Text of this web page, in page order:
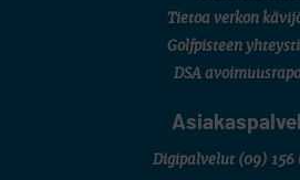
Tietoa verkon
Golfpisteen
DSA
Digipalvelut (09) 156